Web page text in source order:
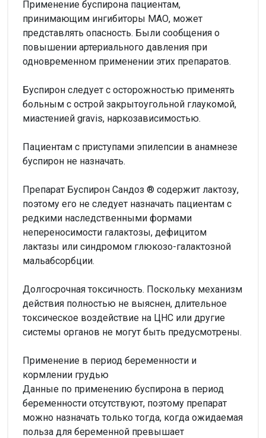
Применение буспирона пациентам,
принимающим ингибиторы МАО, может
представлять опасность. Были сообщения о
повышении артериального давления при
одновременном применении этих препаратов.
Буспирон следует с осторожностью применять
больным с острой закрытоугольной глаукомой,
миастенией gravis, наркозависимостью.
Пациентам с приступами эпилепсии в анамнезе
буспирон не назначать.
Препарат Буспирон Сандоз ® содержит лактозу,
поэтому его не следует назначать пациентам с
редкими наследственными формами
непереносимости галактозы, дефицитом
лактазы или синдромом глюкозо-галактозной
мальабсорбции.
Долгосрочная токсичность. Поскольку механизм
действия полностью не выяснен, длительное
токсическое воздействие на ЦНС или другие
системы органов не могут быть предусмотрены.
Применение в период беременности и
кормлении грудью
Данные по применению буспирона в период
беременности отсутствуют, поэтому препарат
можно назначать только тогда, когда ожидаемая
польза для беременной превышает